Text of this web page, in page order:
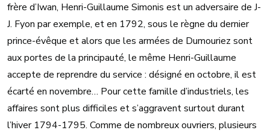
frère d’Iwan, Henri-Guillaume Simonis est un adversaire de J-
J. Fyon par exemple, et en 1792, sous le règne du dernier
prince-évêque et alors que les armées de Dumouriez sont
aux portes de la principauté, le même Henri-Guillaume
accepte de reprendre du service : désigné en octobre, il est
écarté en novembre… Pour cette famille d’industriels, les
affaires sont plus difficiles et s’aggravent surtout durant
l’hiver 1794-1795. Comme de nombreux ouvriers, plusieurs